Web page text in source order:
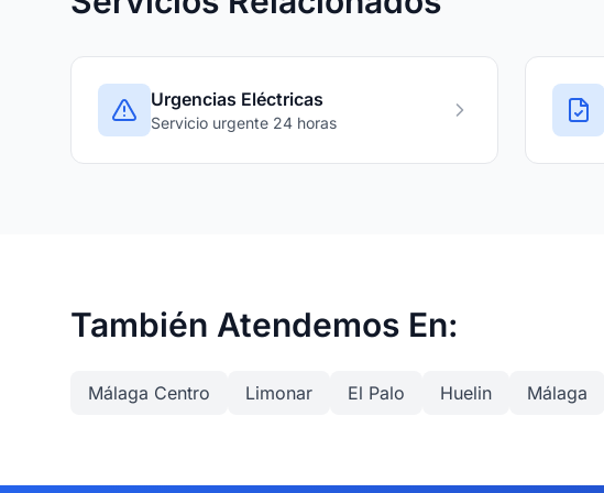
Urgencias Eléctricas
Servicio urgente 24 horas
También Atendemos En:
Málaga Centro Limonar El Palo Huelin Málaga